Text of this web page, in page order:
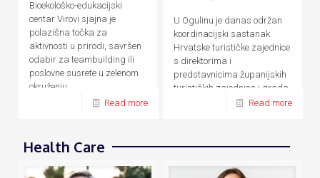
Bioekološko-edukacijski
centar Virovi sjajna je
polazišna točka za
aktivnosti u prirodi, savršen
odabir za teambuilding ili
poslovne susrete u zelenom
okruženju.
Read more
U Ogulinu je danas održan
koordinacijski sastanak
Hrvatske turističke zajednice
s direktorima i
predstavnicima županijskih
turističkih zajednica i grada
Read more
Health Care